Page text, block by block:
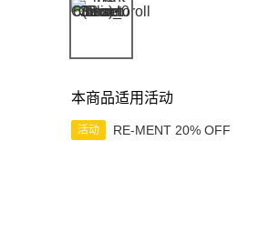
本商品适用活动
活动 RE-MENT 20% OFF